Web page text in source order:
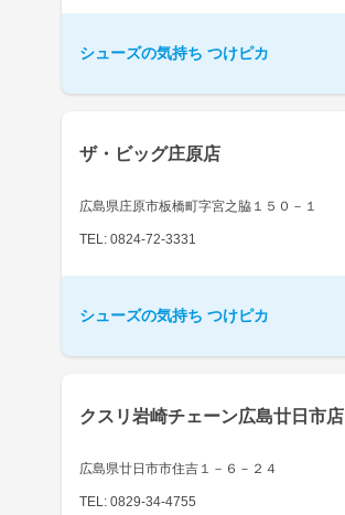
シューズの気持ち つけピカ
ザ・ビッグ庄原店
広島県庄原市板橋町字宮之脇１５０－１
TEL: 0824-72-3331
シューズの気持ち つけピカ
クスリ岩崎チェーン広島廿日市店
広島県廿日市市住吉１－６－２４
TEL: 0829-34-4755